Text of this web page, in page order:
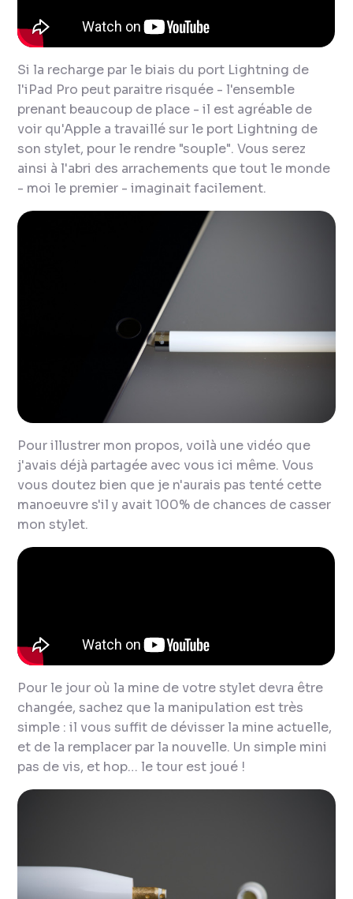
Si la recharge par le biais du port Lightning de
l'iPad Pro peut paraitre risquée - l'ensemble
prenant beaucoup de place - il est agréable de
voir qu'Apple a travaillé sur le port Lightning de
son stylet, pour le rendre "souple". Vous serez
ainsi à l'abri des arrachements que tout le monde
- moi le premier - imaginait facilement.
Pour illustrer mon propos, voilà une vidéo que
j'avais déjà partagée avec vous ici même. Vous
vous doutez bien que je n'aurais pas tenté cette
manoeuvre s'il y avait 100% de chances de casser
mon stylet.
Pour le jour où la mine de votre stylet devra être
changée, sachez que la manipulation est très
simple : il vous suffit de dévisser la mine actuelle,
et de la remplacer par la nouvelle. Un simple mini
pas de vis, et hop… le tour est joué !